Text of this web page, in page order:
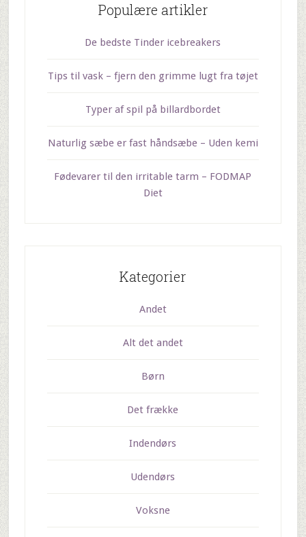
Populære artikler
De bedste Tinder icebreakers
Tips til vask – fjern den grimme lugt fra tøjet
Typer af spil på billardbordet
Naturlig sæbe er fast håndsæbe – Uden kemi
Fødevarer til den irritable tarm – FODMAP
Diet
Kategorier
Andet
Alt det andet
Børn
Det frække
Indendørs
Udendørs
Voksne